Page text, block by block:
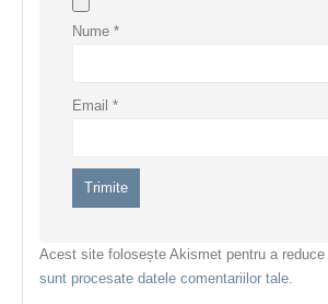
Nume *
Email *
Acest site folosește Akismet pentru a reduce
sunt procesate datele comentariilor tale